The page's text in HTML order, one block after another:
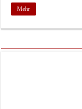
Mehr